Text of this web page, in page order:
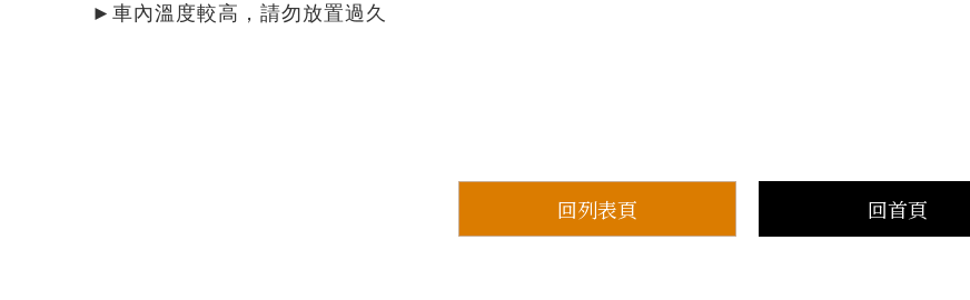
►車內溫度較高，請勿放置過久
回列表頁 回首頁